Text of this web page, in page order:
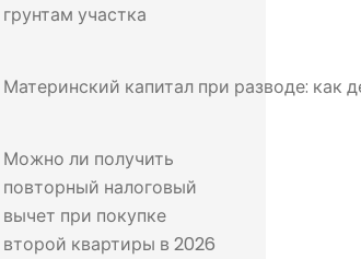
грунтам участка
Материнский капитал при разводе: как
Можно ли получить
повторный налоговый
вычет при покупке
второй квартиры в 2026